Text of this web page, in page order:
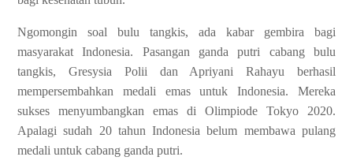
Ngomongin soal bulu tangkis, ada kabar gembira bagi
masyarakat Indonesia. Pasangan ganda putri cabang bulu
tangkis, Gresysia Polii dan Apriyani Rahayu berhasil
mempersembahkan medali emas untuk Indonesia. Mereka
sukses menyumbangkan emas di Olimpiode Tokyo 2020.
Apalagi sudah 20 tahun Indonesia belum membawa pulang
medali untuk cabang ganda putri.